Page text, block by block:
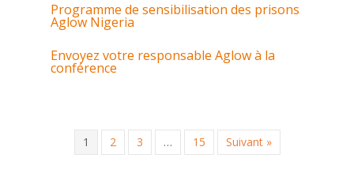
Programme de sensibilisation des prisons
Aglow Nigeria
Envoyez votre responsable Aglow à la
conférence
1 2 3 … 15 Suivant »